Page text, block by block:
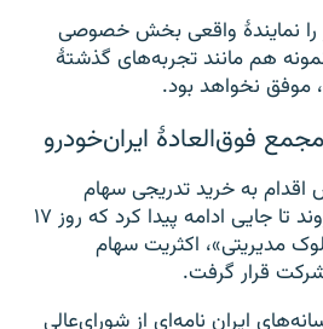
را نمایندهٔ واقعی بخش خصوصی
هم مانند تجربه‌های گذشتهٔ
موفق نخواهد بود.
فوق‌العادهٔ ایران‌خودرو
به خرید‌ تدریجی سهام
ایران‌خورو کرده بود. این روند تا جایی ادامه پیدا کرد که روز ۱۷
مدیریتی»، اکثریت سهام
شرکت قرار گرفت.
ایران نامه‌ای از شورای‌عالی